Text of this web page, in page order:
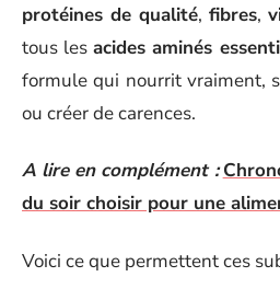
protéines de qualité, fibres,
tous lesacides aminés
formule qui nourrit vraiment,
ou créer de carences.
A lire en complément :
du soir choisir pour une
Voici ce que permettent ces